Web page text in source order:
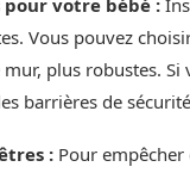
pour votre bébé :
Vous pouvez
mur, plus robustes.
barrières de
: Pour